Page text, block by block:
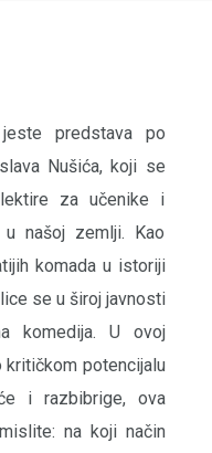
predstava po
Nušića, koji se
za učenike i
našoj zemlji. Kao
komada u istoriji
se u široj javnosti
komedija. U ovoj
potencijalu
i razbibrige, ova
na koji način